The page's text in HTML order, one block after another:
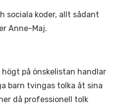
sociala koder, allt sådant
Anne-Maj.
på önskelistan handlar
barn tvingas tolka åt sina
då professionell tolk